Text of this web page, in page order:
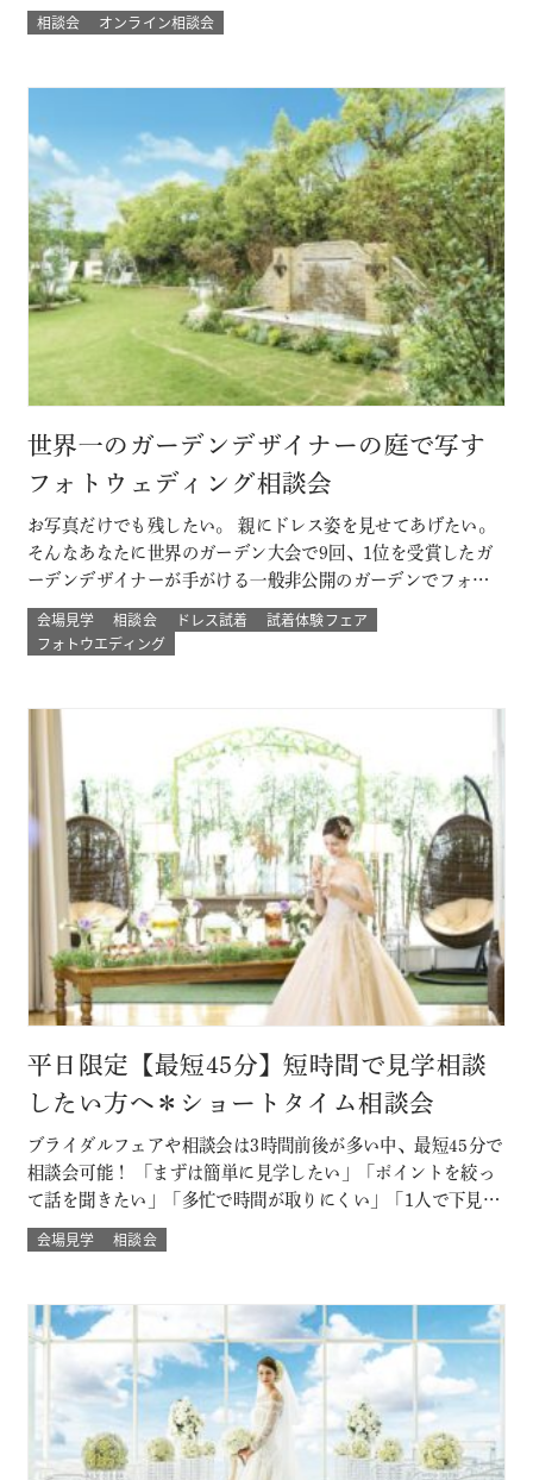
で！来館不要のため県外にお住まいのカップルにもおすす
め！ 結婚式場に来館したときのような臨場感とウェディング
質問など自宅にいながらにして 結…
相談会 オンライン相談会
世界一のガーデンデザイナーの庭で写す
フォトウェディング相談会
お写真だけでも残したい。 親にドレス姿を見せてあげたい。
そんなあなたに世界のガーデン大会で9回、1位を受賞したガ
ーデンデザイナーが手がける一般非公開のガーデンでフォト
ウェディング。 プロのカメラマンと一緒に 二人以外は誰もい
ない こだわりのプライベートガーデンでのウェディングフォ
会場見学 相談会 ドレス試着
試着体験フェア
フォトウエディング
平日限定【最短45分】短時間で見学相談
したい方へ＊ショートタイム相談会
ブライダルフェアや相談会は3時間前後が多い中、最短45分で
相談会可能！ 「まずは簡単に見学したい」「ポイントを絞っ
て話を聞きたい」「多忙で時間が取りにくい」「1人で下見し
たい」「乗り気でない彼に話を聞いてもらいたい」といった
方におすすめ！ ※後日、ご試食・ご試着もOK♪ このフェア
会場見学 相談会